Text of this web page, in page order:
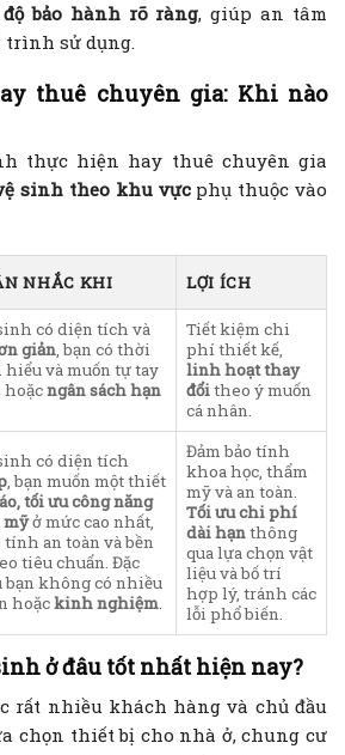
bảo hành rõ ràng, giúp an tâm
trình sử dụng.
thuê chuyên gia: Khi nào
thực hiện hay thuê chuyên gia
sinh theo khu vựcphụ thuộc vào
NHẮC KHI LỢI ÍCH
có diện tích và
giản, bạn có thời
và muốn tự tay
hoặcngân sách hạn
Tiết kiệm chi
phí thiết kế,
linh hoạt thay
đổitheo ý muốn
cá nhân.
có diện tích
, bạn muốn một thiết
tối ưu công năng
mỹở mức cao nhất,
tính an toàn và bền
tiêu chuẩn. Đặc
bạn không có nhiều
hoặckinh nghiệm.
Đảm bảo tính
khoa học, thẩm
mỹ và an toàn.
Tối ưu chi phí
dài hạnthông
qua lựa chọn vật
liệu và bố trí
hợp lý, tránh các
lỗi phổ biến.
ở đâu tốt nhất hiện nay?
rất nhiều khách hàng và chủ đầu
chọn thiết bị cho nhà ở, chung cư